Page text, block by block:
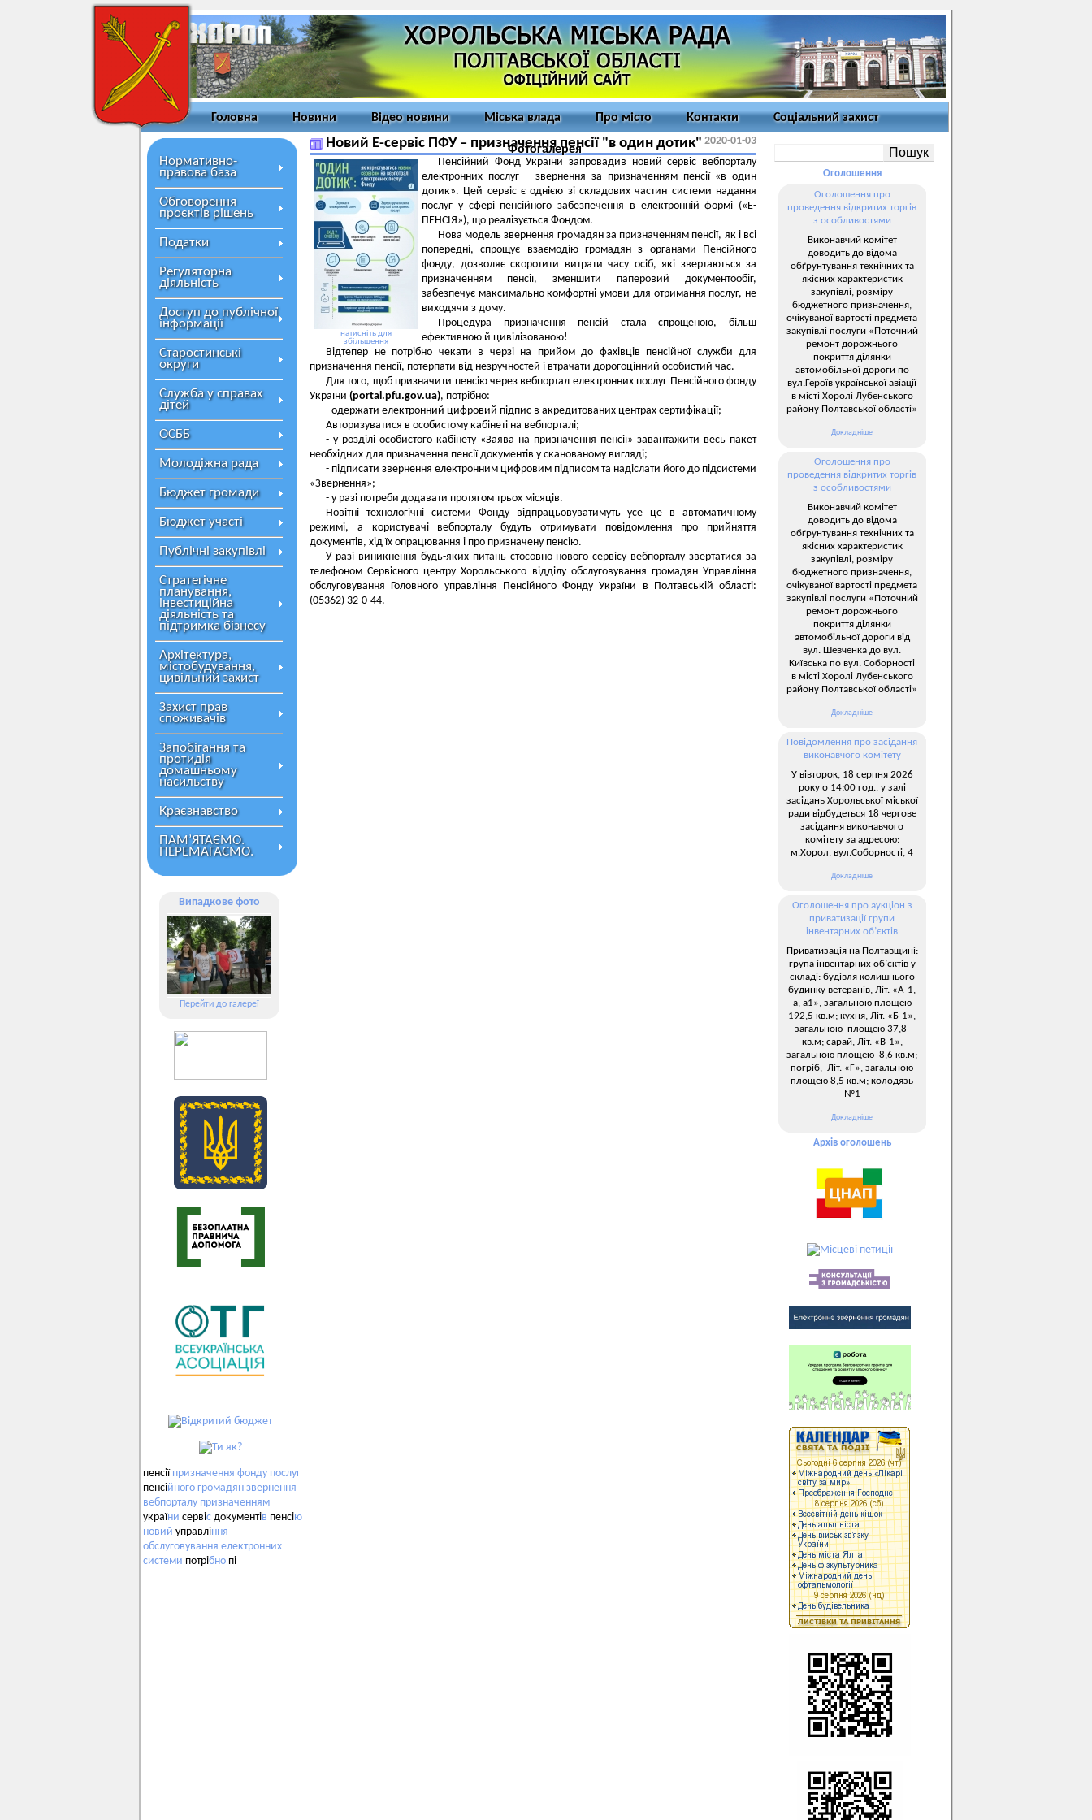
Головна Новини Відео новини Міська влада Про місто Контакти Соціальний захист
Фотогалерея
Нормативно-
правова база
Обговорення
проєктів рішень
Податки
Регуляторна
діяльність
Доступ до публічної
інформації
Старостинські
округи
Служба у справах
дітей
ОСББ
Молодіжна рада
Бюджет громади
Бюджет участі
Публічні закупівлі
Стратегічне
планування,
інвестиційна
діяльність та
підтримка бізнесу
Архітектура,
містобудування,
цивільний захист
Захист прав
споживачів
Запобігання та
протидія
домашньому
насильству
Краєзнавство
ПАМ’ЯТАЄМО.
ПЕРЕМАГАЄМО.
Випадкове фото
Перейти до галереї
пенсії призначення фонду послуг
пенсійного громадян звернення
вебпорталу призначенням
україни сервіс документів пенсію
новий управління
обслуговування електронних
системи потрібно пі
Новий Е-сервіс ПФУ – призначення пенсії "в один дотик" 2020-01-03
натисніть для
збільшення
Пенсійний Фонд України запровадив новий сервіс вебпорталу
електронних послуг – звернення за призначенням пенсії «в один
дотик». Цей сервіс є однією зі складових частин системи надання
послуг у сфері пенсійного забезпечення в електронній формі («Е-
ПЕНСІЯ»), що реалізується Фондом.
Нова модель звернення громадян за призначенням пенсії, як і всі
попередні, спрощує взаємодію громадян з органами Пенсійного
фонду, дозволяє скоротити витрати часу осіб, які звертаються за
призначенням пенсії, зменшити паперовий документообіг,
забезпечує максимально комфортні умови для отримання послуг, не
виходячи з дому.
Процедура призначення пенсій стала спрощеною, більш
ефективною й цивілізованою!
Відтепер не потрібно чекати в черзі на прийом до фахівців пенсійної служби для
призначення пенсії, потерпати від незручностей і втрачати дорогоцінний особистий час.
Для того, щоб призначити пенсію через вебпортал електронних послуг Пенсійного фонду
України (portal.pfu.gov.ua), потрібно:
- одержати електронний цифровий підпис в акредитованих центрах сертифікації;
Авторизуватися в особистому кабінеті на вебпорталі;
- у розділі особистого кабінету «Заява на призначення пенсії» завантажити весь пакет
необхідних для призначення пенсії документів у сканованому вигляді;
- підписати звернення електронним цифровим підписом та надіслати його до підсистеми
«Звернення»;
- у разі потреби додавати протягом трьох місяців.
Новітні технологічні системи Фонду відпрацьовуватимуть усе це в автоматичному
режимі, а користувачі вебпорталу будуть отримувати повідомлення про прийняття
документів, хід їх опрацювання і про призначену пенсію.
У разі виникнення будь-яких питань стосовно нового сервісу вебпорталу звертатися за
телефоном Сервісного центру Хорольського відділу обслуговування громадян Управління
обслуговування Головного управління Пенсійного Фонду України в Полтавській області:
(05362) 32-0-44.
Оголошення
Оголошення про
проведення відкритих торгів
з особливостями
Виконавчий комітет
доводить до відома
обґрунтування технічних та
якісних характеристик
закупівлі, розміру
бюджетного призначення,
очікуваної вартості предмета
закупівлі послуги «Поточний
ремонт дорожнього
покриття ділянки
автомобільної дороги по
вул.Героїв української авіації
в місті Хоролі Лубенського
району Полтавської області»
Докладніше
Оголошення про
проведення відкритих торгів
з особливостями
Виконавчий комітет
доводить до відома
обґрунтування технічних та
якісних характеристик
закупівлі, розміру
бюджетного призначення,
очікуваної вартості предмета
закупівлі послуги «Поточний
ремонт дорожнього
покриття ділянки
автомобільної дороги від
вул. Шевченка до вул.
Київська по вул. Соборності
в місті Хоролі Лубенського
району Полтавської області»
Докладніше
Повідомлення про засідання
виконавчого комітету
У вівторок, 18 серпня 2026
року о 14:00 год., у залі
засідань Хорольської міської
ради відбудеться 18 чергове
засідання виконавчого
комітету за адресою:
м.Хорол, вул.Соборності, 4
Докладніше
Оголошення про аукціон з
приватизації групи
інвентарних об’єктів
Приватизація на Полтавщині:
група інвентарних об’єктів у
складі: будівля колишнього
будинку ветеранів, Літ. «А-1,
а, а1», загальною площею
192,5 кв.м; кухня, Літ. «Б-1»,
загальною площею 37,8
кв.м; сарай, Літ. «В-1»,
загальною площею 8,6 кв.м;
погріб, Літ. «Г», загальною
площею 8,5 кв.м; колодязь
№1
Докладніше
Архів оголошень